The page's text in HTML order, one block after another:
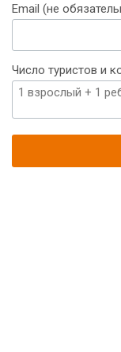
Email (не
Число туристов и